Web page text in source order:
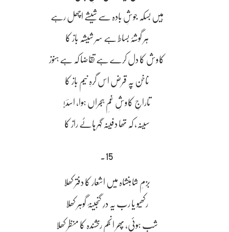
ہیں بسکہ جوشِ بادہ سے شیشے اچھل رہے
ہر گوشۂ بساط ہے سر شیشہ باز کا
کاوش کا دل کرے ہے تقاضا کہ ہے ہنوز
ناخن پہ قرض اس گرہِ نیم باز کا
تاراجِ کاوشِ غمِ ہجراں ہوا، اسدؔ!
سینہ، کہ تھا دفینہ گہر ہائے راز کا
15۔
بزمِ شاہنشاہ میں اشعار کا دفتر کھلا
رکھیو یا رب یہ درِ گنجینۂ گوہر کھلا
شب ہوئی، پھر انجمِ رخشندہ کا منظر کھلا